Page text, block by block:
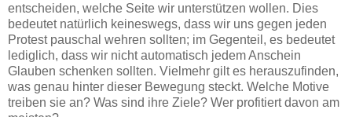
entscheiden, welche Seite wir unterstützen wollen. Dies
bedeutet natürlich keineswegs, dass wir uns gegen jeden
Protest pauschal wehren sollten; im Gegenteil, es bedeutet
lediglich, dass wir nicht automatisch jedem Anschein
Glauben schenken sollten. Vielmehr gilt es herauszufinden,
was genau hinter dieser Bewegung steckt. Welche Motive
treiben sie an? Was sind ihre Ziele? Wer profitiert davon am